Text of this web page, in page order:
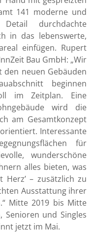
141 moderne und
durchdachte
in das lebenswerte,
einfügen. Rupert
Bau GmbH: „Wir
neuen Gebäuden
beginnen
im Zeitplan. Eine
wird die
am Gesamtkonzept
Interessante
für
wunderschöne
alles bieten, was
– zusätzlich zu
Ausstattung ihrer
Mitte 2019 bis Mitte
Senioren und Singles
jetzt im Mai.